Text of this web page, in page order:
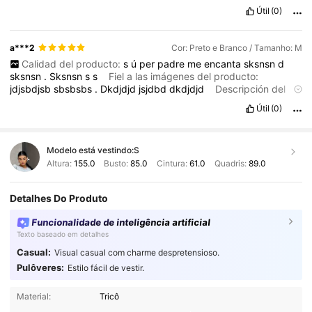
Útil (0)
a***2 Cor: Preto e Branco / Tamanho: M
Calidad del producto: s ú per padre me encanta sksnsn d
sksnsn . Sksnsnss
Fiel a las imágenes del producto:
jdjsbdjsbsbsbsbs . Dkdjdjd jsjdbddkdjdjd
Descripción del
Material de
kkddjdjdkkd
Útil (0)
Modelo está vestindo:S
Altura: 155.0 Busto:85.0 Cintura: 61.0 Quadris: 89.0
Detalhes Do Produto
Funcionalidade de inteligência artificial
Texto baseado em detalhes
Casual: Visual casual com charme despretensioso.
Pulôveres: Estilo fácil de vestir.
Material:
Tricô
1.9M Seguidores